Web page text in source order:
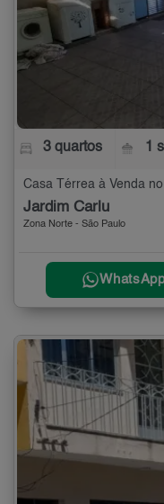
3 quartos 1
Casa Térrea à Venda
Jardim Carlu
Zona Norte - São Paulo